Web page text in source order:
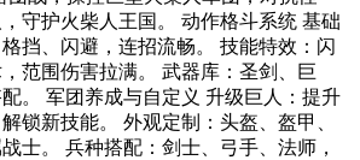
守护火柴人王国。 动作格斗系统 基础
挡、闪避，连招流畅。 技能特效：闪
范围伤害拉满。 武器库：圣剑、巨
。 军团养成与自定义 升级巨人：提升
锁新技能。 外观定制：头盔、盔甲、
士。 兵种搭配：剑士、弓手、法师，